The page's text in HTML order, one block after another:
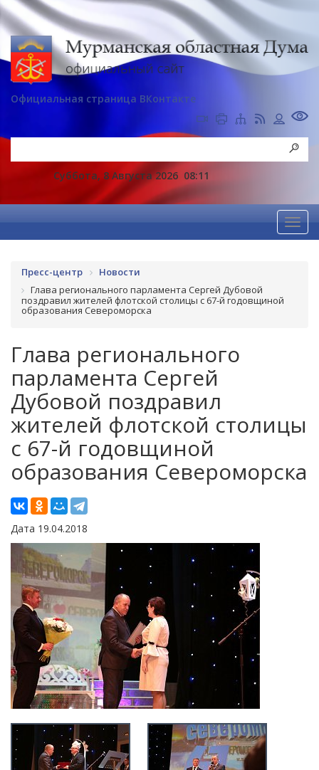
Официальная страница ВКонтакте
Суббота, 8 Августа 2026 08:11
Пресс-центр
Новости
Глава регионального парламента Сергей Дубовой
поздравил жителей флотской столицы с 67-й годовщиной
образования Североморска
Глава регионального
парламента Сергей
Дубовой поздравил
жителей флотской столицы
с 67-й годовщиной
образования Североморска
Дата 19.04.2018